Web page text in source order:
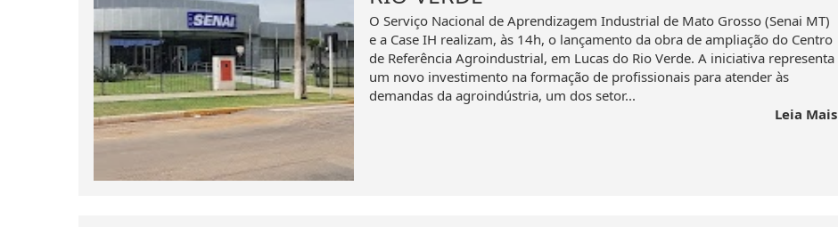
O Serviço Nacional de Aprendizagem Industrial de Mato Grosso (Senai MT)
e a Case IH realizam, às 14h, o lançamento da obra de ampliação do Centro
de Referência Agroindustrial, em Lucas do Rio Verde. A iniciativa representa
um novo investimento na formação de profissionais para atender às
demandas da agroindústria, um dos setor...
Leia Mais